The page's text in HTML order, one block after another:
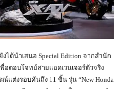
ได้นำเสนอ Special Edition จากสำนัก
อตอบโจทย์สายแอดเวนเจอร์ตัวจริง
แต่งรอบคันถึง 11 ชิ้น รุ่น “New Honda